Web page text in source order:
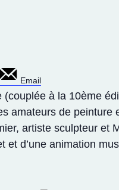
Email
à la 10ème
amateurs de
artiste sculpteur
et d’une animation